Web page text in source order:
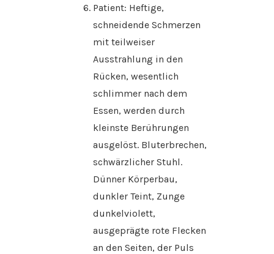
Patient: Heftige,
schneidende Schmerzen
mit teilweiser
Ausstrahlung in den
Rücken, wesentlich
schlimmer nach dem
Essen, werden durch
kleinste Berührungen
ausgelöst. Bluterbrechen,
schwärzlicher Stuhl.
Dünner Körperbau,
dunkler Teint, Zunge
dunkelviolett,
ausgeprägte rote Flecken
an den Seiten, der Puls